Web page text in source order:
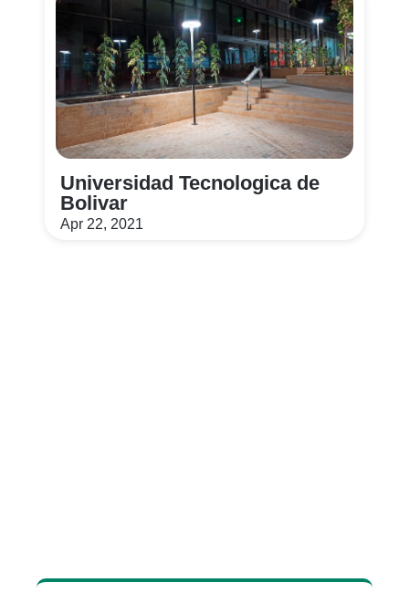
Universidad Tecnologica de
Bolivar
Apr 22, 2021